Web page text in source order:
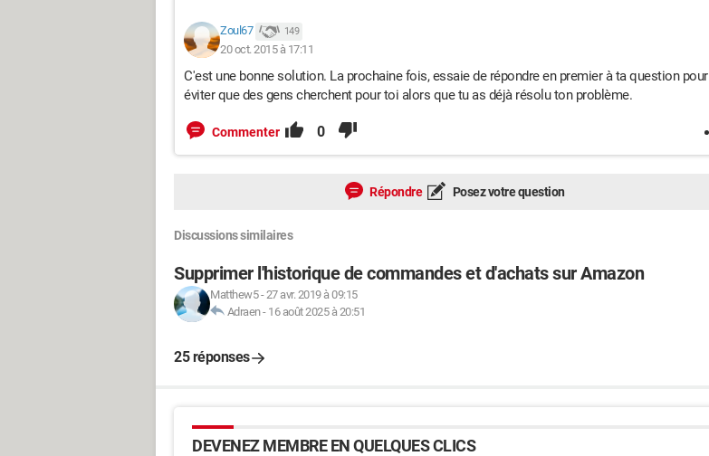
Zoul67 149
20 oct. 2015 à 17:11
C'est une bonne solution. La prochaine fois, essaie de répondre en premier à ta question pour
éviter que des gens cherchent pour toi alors que tu as déjà résolu ton problème.
Commenter 0
Répondre Posez votre question
Discussions similaires
Supprimer l'historique de commandes et d'achats sur Amazon
Matthew5-27 avr. 2019 à 09:15
Adraen- 16 août 2025 à 20:51
25 réponses
DEVENEZ MEMBRE EN QUELQUES CLICS